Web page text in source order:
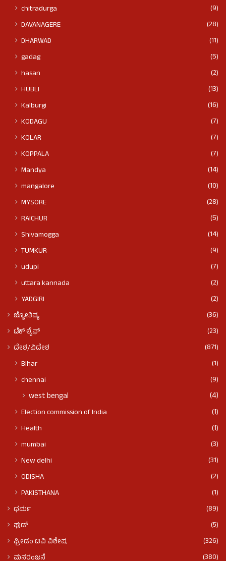
chitradurga
(9)
DAVANAGERE
(28)
DHARWAD
(11)
gadag
(5)
hasan
(2)
HUBLI
(13)
Kalburgi
(16)
KODAGU
(7)
KOLAR
(7)
KOPPALA
(7)
Mandya
(14)
mangalore
(10)
MYSORE
(28)
RAICHUR
(5)
Shivamogga
(14)
TUMKUR
(9)
udupi
(7)
uttara kannada
(2)
YADGIRI
(2)
ಜ್ಯೋತಿಷ್ಯ
(36)
ಟೆಕ್ ಲೈಫ್
(23)
ದೇಶ/ವಿದೇಶ
(871)
BIhar
(1)
chennai
(9)
west bengal (4)
Election commission of India
(1)
Health
(1)
mumbai
(3)
New delhi
(31)
ODISHA
(2)
PAKISTHANA
(1)
ಧರ್ಮ
(89)
ಫುಡ್​​
(5)
ಫ್ರೀಡಂ ಟಿವಿ ವಿಶೇಷ
(326)
ಮನರಂಜನೆ
(380)